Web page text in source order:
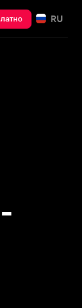
RU